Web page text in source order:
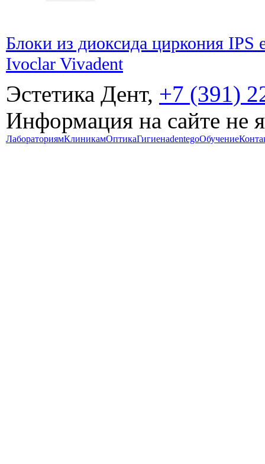
Блоки из диоксида циркония
Ivoclar Vivadent
Эстетика Дент, +7 (391)
Информация на сайте не
ЛабораториямКлиникамОптикаГигиенаdentegoОбучение